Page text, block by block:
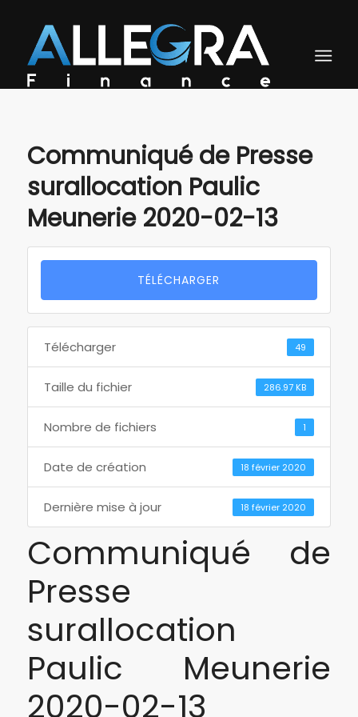
Communiqué de Presse
surallocation Paulic
Meunerie 2020-02-13
TÉLÉCHARGER
Télécharger 49
Taille du fichier 286.97 KB
Nombre de fichiers 1
Date de création 18 février 2020
Dernière mise à jour 18 février 2020
Communiqué de
Presse
surallocation
Paulic Meunerie
2020-02-13